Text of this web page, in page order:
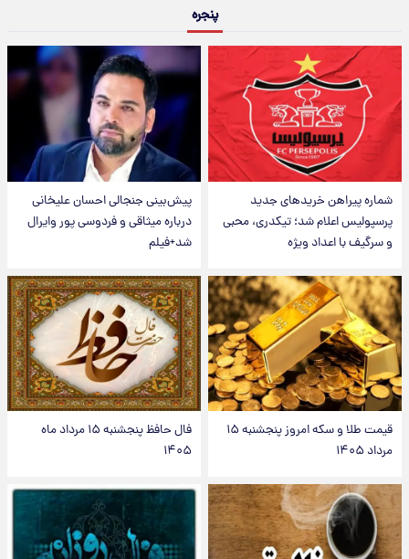
پنجره
شماره پیراهن خریدهای جدید
پرسپولیس اعلام شد؛ تیکدری، محبی
و سرگیف با اعداد ویژه
پیش‌بینی جنجالی احسان علیخانی
درباره میثاقی و فردوسی پور وایرال
شد+فیلم
قیمت طلا و سکه امروز پنجشنبه ۱۵
مرداد ۱۴۰۵
فال حافظ پنجشنبه ۱۵ مرداد ماه
۱۴۰۵